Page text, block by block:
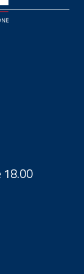
18.00